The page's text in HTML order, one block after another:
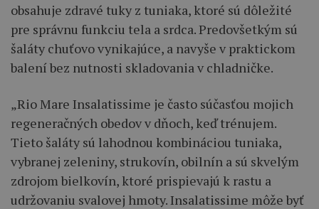
obsahuje zdravé tuky z tuniaka, ktoré sú dôležité
pre správnu funkciu tela a srdca. Predovšetkým sú
šaláty chuťovo vynikajúce, a navyše v praktickom
balení bez nutnosti skladovania v chladničke.
„Rio Mare Insalatissime je často súčasťou mojich
regeneračných obedov v dňoch, keď trénujem.
Tieto šaláty sú lahodnou kombináciou tuniaka,
vybranej zeleniny, strukovín, obilnín a sú skvelým
zdrojom bielkovín, ktoré prispievajú k rastu a
udržovaniu svalovej hmoty. Insalatissime môže byť